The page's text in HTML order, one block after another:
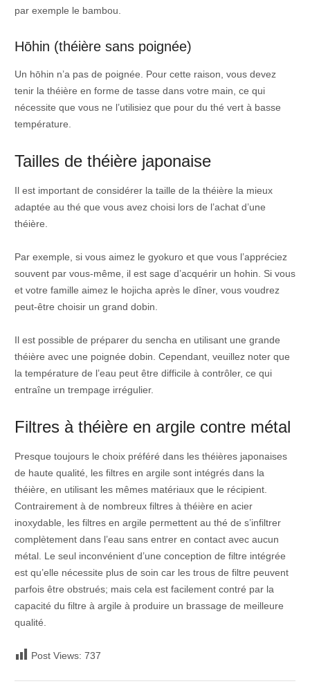
par exemple le bambou.
Hōhin (théière sans poignée)
Un hōhin n’a pas de poignée. Pour cette raison, vous devez
tenir la théière en forme de tasse dans votre main, ce qui
nécessite que vous ne l’utilisiez que pour du thé vert à basse
température.
Tailles de théière japonaise
Il est important de considérer la taille de la théière la mieux
adaptée au thé que vous avez choisi lors de l’achat d’une
théière.
Par exemple, si vous aimez le gyokuro et que vous l’appréciez
souvent par vous-même, il est sage d’acquérir un hohin. Si vous
et votre famille aimez le hojicha après le dîner, vous voudrez
peut-être choisir un grand dobin.
Il est possible de préparer du sencha en utilisant une grande
théière avec une poignée dobin. Cependant, veuillez noter que
la température de l’eau peut être difficile à contrôler, ce qui
entraîne un trempage irrégulier.
Filtres à théière en argile contre métal
Presque toujours le choix préféré dans les théières japonaises
de haute qualité, les filtres en argile sont intégrés dans la
théière, en utilisant les mêmes matériaux que le récipient.
Contrairement à de nombreux filtres à théière en acier
inoxydable, les filtres en argile permettent au thé de s’infiltrer
complètement dans l’eau sans entrer en contact avec aucun
métal. Le seul inconvénient d’une conception de filtre intégrée
est qu’elle nécessite plus de soin car les trous de filtre peuvent
parfois être obstrués; mais cela est facilement contré par la
capacité du filtre à argile à produire un brassage de meilleure
qualité.
Post Views: 737